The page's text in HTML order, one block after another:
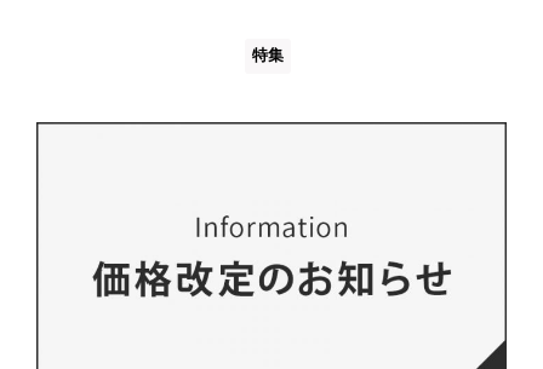
特集